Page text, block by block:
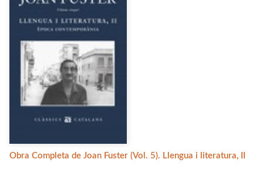
Obra Completa de Joan Fuster (Vol. 5). Llengua i literatura, II